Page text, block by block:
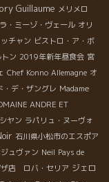
Guillaume メリメロ
ラ・ミーゾ・ヴェール オリ
チャン ビストロ・ア・ボ
ン 2019年新年昼食会 宮
Chef Konno Allemagne オ
・デ・ザングレ Madame
ANDRE ET
ヤン ラパリュ・ヌーヴォ
石川県小松市のエスポア
ュヴァン Neil Pays de
ザ店 ロバ・セリア ジェロ